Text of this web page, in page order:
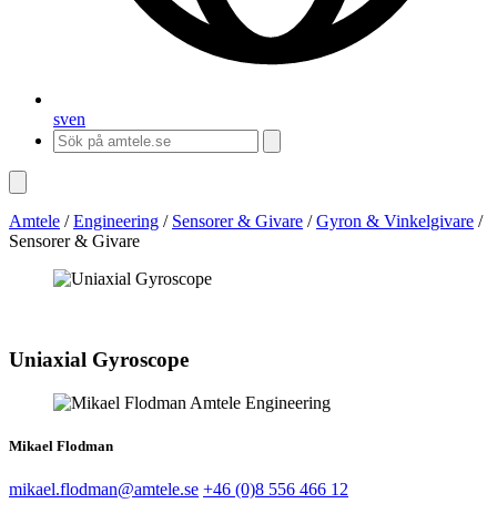
sven
Amtele /Engineering / Sensorer & Givare /Gyron & Vinkelgivare /
Sensorer & Givare
Uniaxial Gyroscope
Mikael Flodman
mikael.flodman@amtele.se +46 (0)8 556 466 12